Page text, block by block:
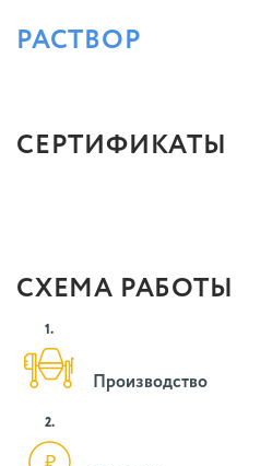
РАСТВОР
СЕРТИФИКАТЫ
СХЕМА РАБОТЫ
1.
Производство
2.